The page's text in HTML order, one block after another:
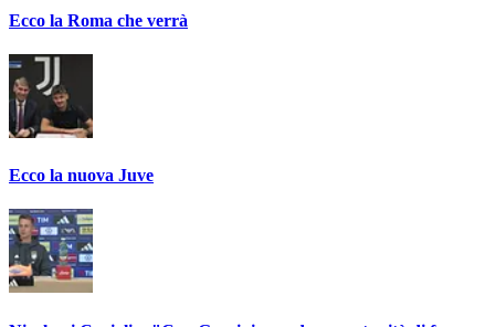
Ecco la Roma che verrà
Ecco la nuova Juve